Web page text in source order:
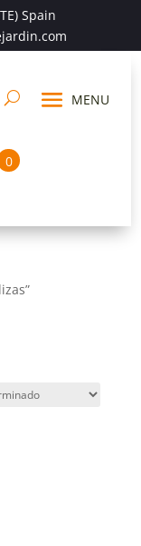
Spain
0